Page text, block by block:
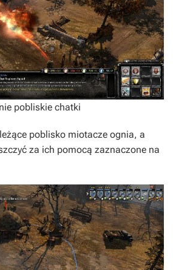
pobliskie chatki
poblisko miotacze ognia, a
za ich pomocą zaznaczone na